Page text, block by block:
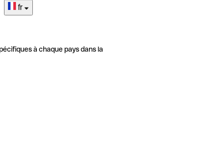
fr
à chaque pays dans la